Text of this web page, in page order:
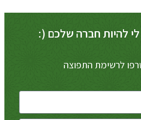
להיות חברה שלכם (:
לרשימת התפוצה